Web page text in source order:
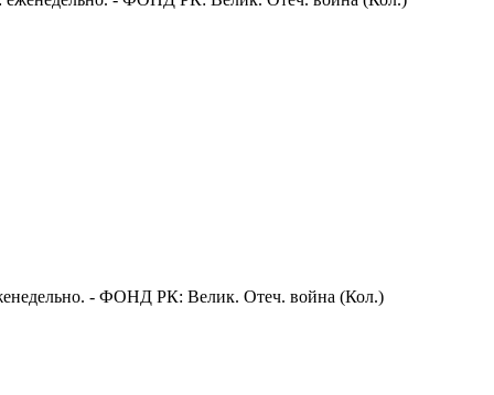
- ФОНД РК: Велик. Отеч. война (Кол.)